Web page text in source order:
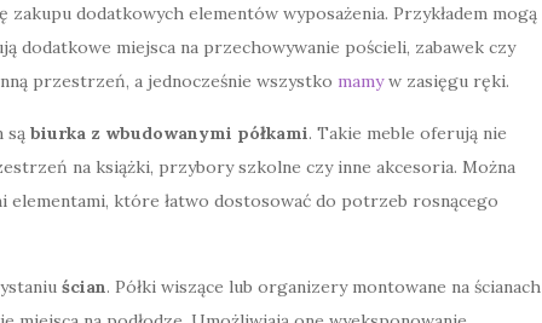
dodatkowych elementów wyposażenia. Przykładem mogą
dodatkowe miejsca na przechowywanie pościeli, zabawek czy
przestrzeń, a jednocześnie wszystko mamyw zasięgu ręki.
są biurka z wbudowanymi półkami. Takie meble oferują nie
na książki, przybory szkolne czy inne akcesoria. Można
elementami, które łatwo dostosować do potrzeb rosnącego
ścian. Półki wiszące lub organizery montowane na ścianach